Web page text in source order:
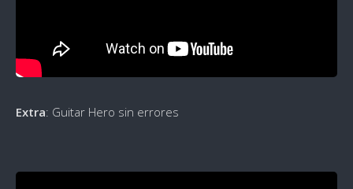
Extra: Guitar Hero sin errores